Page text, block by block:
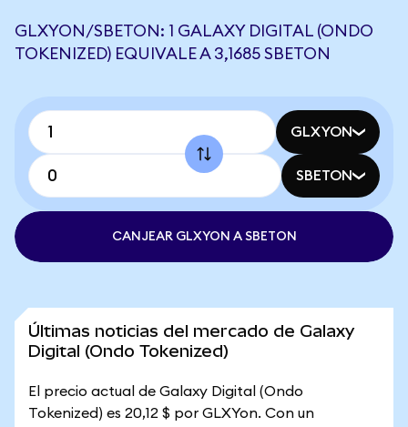
GLXYON/SBETON: 1 GALAXY DIGITAL (ONDO
TOKENIZED) EQUIVALE A 3,1685 SBETON
GLXYON
SBETON
CANJEAR GLXYON A SBETON
Últimas noticias del mercado de Galaxy
Digital (Ondo Tokenized)
El precio actual de Galaxy Digital (Ondo
Tokenized) es 20,12 $ por GLXYon. Con un